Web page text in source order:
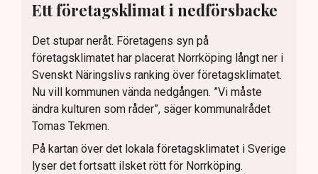
Ett företagsklimat i nedförsbacke
Det stupar neråt. Företagens syn på
företagsklimatet har placerat Norrköping långt ner i
Svenskt Näringslivs ranking över företagsklimatet.
Nu vill kommunen vända nedgången. ”Vi måste
ändra kulturen som råder”, säger kommunalrådet
Tomas Tekmen.
På kartan över det lokala företagsklimatet i Sverige
lyser det fortsatt ilsket rött för Norrköping.